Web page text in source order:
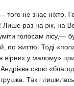
не знає ніхто.
Лише раз на рік, на
голосам лісу,—
по життю. Тоді
вірних у малому»
своєї
грушка. Так і